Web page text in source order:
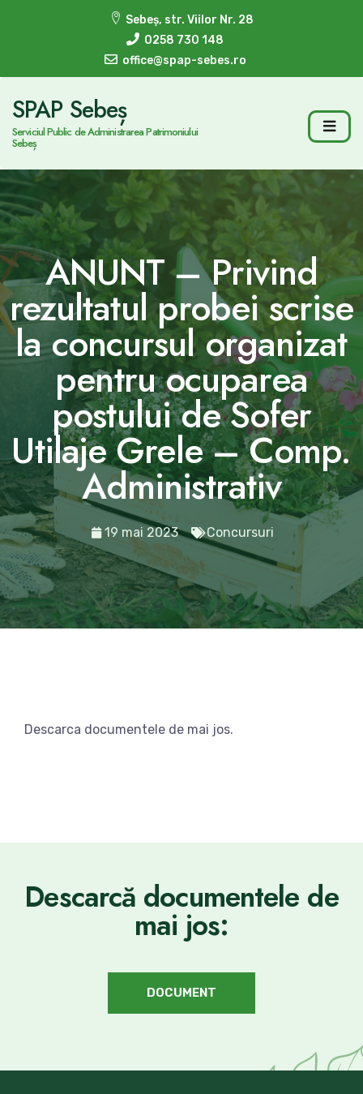
Sebeș, str. Viilor Nr. 28
0258 730 148
office@spap-sebes.ro
SPAP Sebeș
Serviciul Public de Administrarea Patrimoniului
Sebeș
ANUNT – Privind
rezultatul probei scrise
la concursul organizat
pentru ocuparea
postului de Sofer
Utilaje Grele – Comp.
Administrativ
19 mai 2023 Concursuri
Descarca documentele de mai jos.
Descarcă documentele de
mai jos:
DOCUMENT